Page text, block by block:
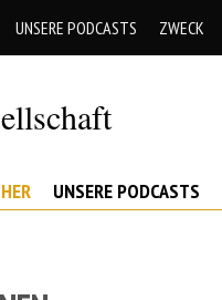
UNSERE PODCASTS ZWECK
UNSERE PODCASTS